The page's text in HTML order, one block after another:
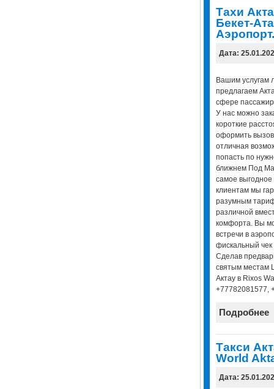
Тахи
Бекет-
Аэропорт.
Дата:
Вашим услугам
предлагаем
сфере
У нас можно
короткие
оформить
отличная
попасть по
ближнем Под
самое
клиентам мы
разумным
различной
комфорта. Вы
встречи в
фискальный чек
Сделав
святым местам
Актау в Rixos
+77782081577,
Подробнее
Tакси
World
Дата: